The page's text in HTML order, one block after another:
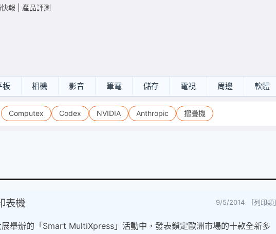
報 產品評測
板 相機 影音 筆電 儲存 電視 周邊 軟體
Computex Codex NVIDIA Anthropic 摺疊機
表機 9/5/2014 [列印類]
舉辦的「Smart MultiXpress」活動中，發表鎖定歐洲市場的十款全新多